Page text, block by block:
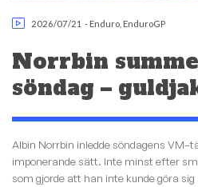
2026/07/21 - Enduro EnduroGP
Norrbin
söndag –
Albin Norrbin inledde söndagens
imponerande sätt. Inte minst efter
som gjorde att han inte kunde göra